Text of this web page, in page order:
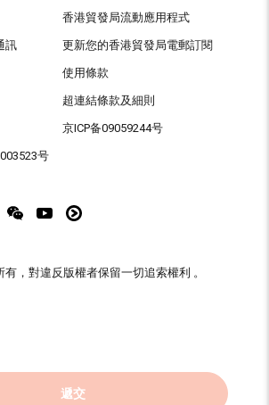
遞交
香港貿發局流動應用程式
訊 更新您的香港貿發局電郵訂閱
使用條款
超連結條款及細則
京ICP备09059244号
号
，對違反版權者保留一切追索權利 。